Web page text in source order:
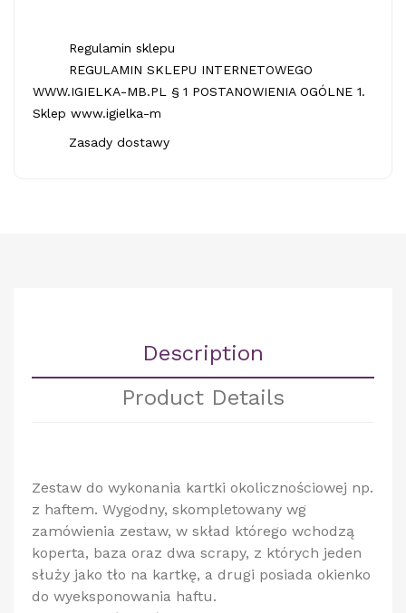
Regulamin sklepu
REGULAMIN SKLEPU INTERNETOWEGO
WWW.IGIELKA-MB.PL § 1 POSTANOWIENIA OGÓLNE 1.
Sklep www.igielka-m
Zasady dostawy
Description
Product Details
Zestaw do wykonania kartki okolicznościowej np.
z haftem. Wygodny, skompletowany wg
zamówienia zestaw, w skład którego wchodzą
koperta, baza oraz dwa scrapy, z których jeden
służy jako tło na kartkę, a drugi posiada okienko
do wyeksponowania haftu.